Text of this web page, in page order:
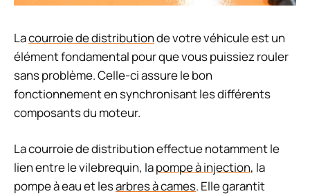
Lacourroie de distributionde votre véhicule est un
élément fondamental pour que vous puissiez rouler
sans problème. Celle-ci assure le bon
fonctionnement en synchronisant les différents
composants du moteur.
La courroie de distribution effectue notamment le
lien entre le vilebrequin, lapompe à injection, la
pompe à eau et lesarbres à cames. Elle garantit